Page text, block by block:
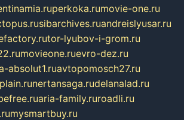
perkoka.rumovie-one.ru
sibarchives.ruandreislyusar.ru
tor-lyubov-i-grom.ru
movieone.ruevro-dez.ru
absolut1.ruavtopomosch27.ru
nertansaga.rudelanalad.ru
aria-family.ruroadli.ru
mysmartbuy.ru